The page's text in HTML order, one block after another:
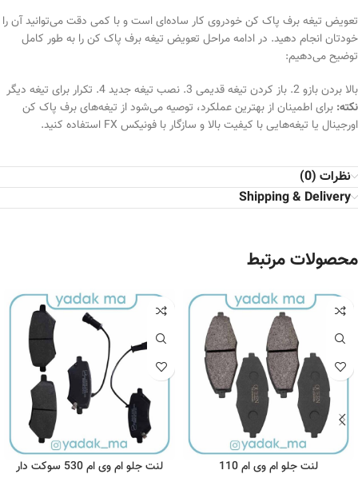
تعویض تیغه برف پاک کن خودروی کار ساده‌ای است و با کمی دقت می‌توانید آن را
خودتان انجام دهید. در ادامه مراحل تعویض تیغه برف پاک کن را به طور کامل
توضیح می‌دهیم:
بالا بردن بازو 2. باز کردن تیغه قدیمی 3. نصب تیغه جدید 4. تکرار برای تیغه دیگر
نکته: برای اطمینان از بهترین عملکرد، توصیه می‌شود از تیغه‌های برف پاک کن
اورجینال یا تیغه‌هایی با کیفیت بالا و سازگار با فونیکس FX استفاده کنید.
نظرات (0)
Shipping & Delivery
محصولات مرتبط
لنت جلو ام وی ام 110
لنت جلو ام وی ام 530 سوکت دار